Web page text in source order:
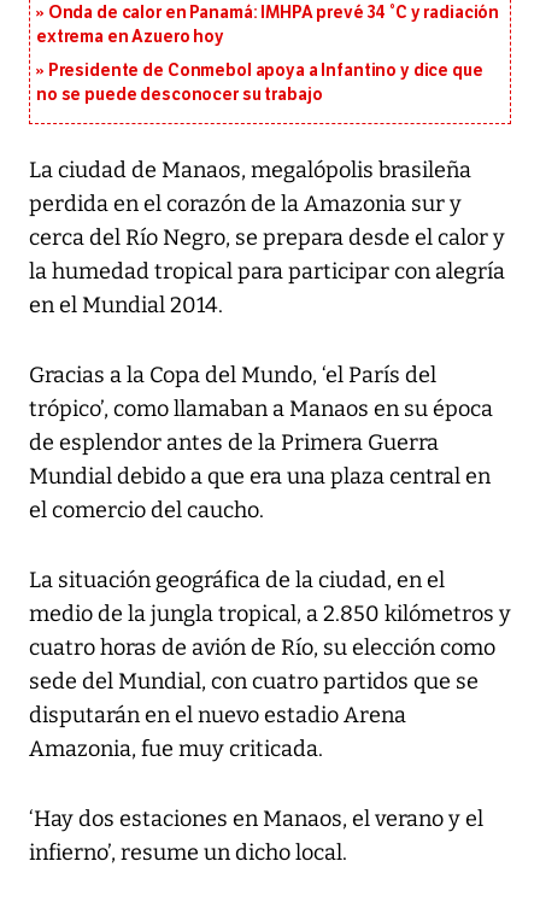
Onda de calor en Panamá: IMHPA prevé 34 °C y radiación
extrema en Azuero hoy
Presidente de Conmebol apoya a Infantino y dice que
no se puede desconocer su trabajo
La ciudad de Manaos, megalópolis brasileña
perdida en el corazón de la Amazonia sur y
cerca del Río Negro, se prepara desde el calor y
la humedad tropical para participar con alegría
en el Mundial 2014.
Gracias a la Copa del Mundo, ‘el París del
trópico’, como llamaban a Manaos en su época
de esplendor antes de la Primera Guerra
Mundial debido a que era una plaza central en
el comercio del caucho.
La situación geográfica de la ciudad, en el
medio de la jungla tropical, a 2.850 kilómetros y
cuatro horas de avión de Río, su elección como
sede del Mundial, con cuatro partidos que se
disputarán en el nuevo estadio Arena
Amazonia, fue muy criticada.
‘Hay dos estaciones en Manaos, el verano y el
infierno’, resume un dicho local.